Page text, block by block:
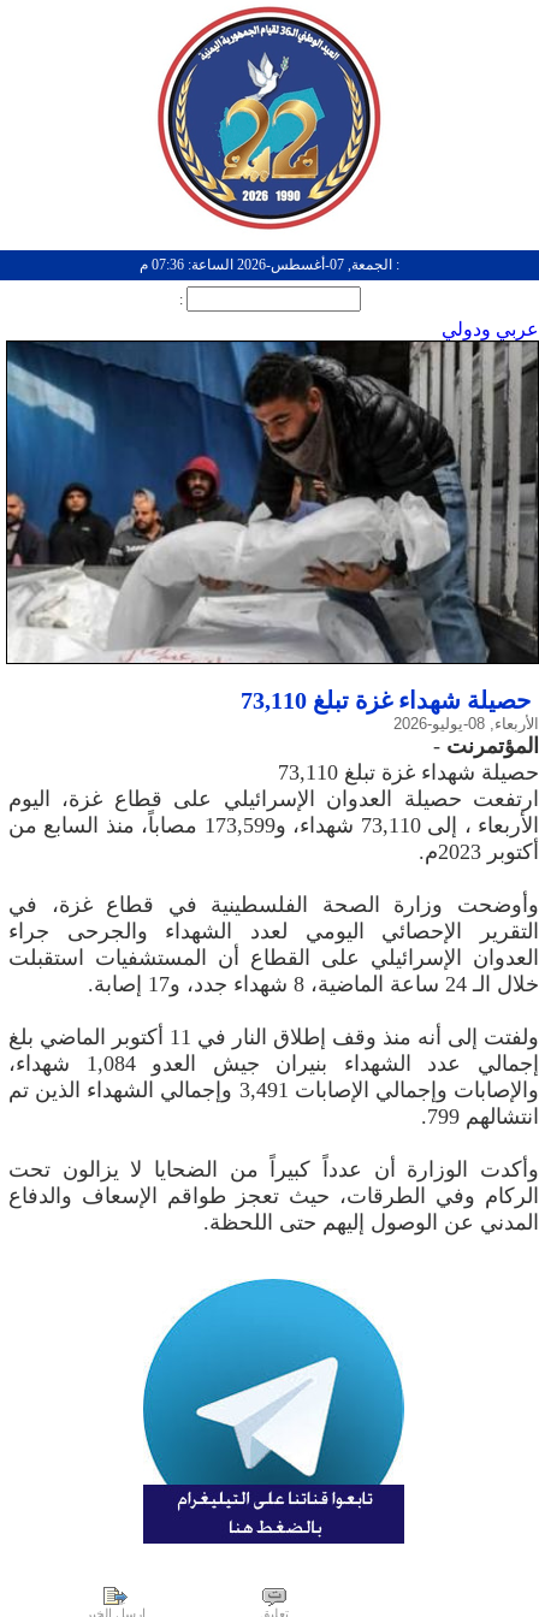
: الجمعة, 07-أغسطس-2026 الساعة: 07:36 م
:
عربي ودولي
حصيلة شهداء غزة تبلغ 73,110
الأربعاء, 08-يوليو-2026
المؤتمرنت -
حصيلة شهداء غزة تبلغ 73,110
ارتفعت حصيلة العدوان الإسرائيلي على قطاع غزة، اليوم
الأربعاء ، إلى 73,110 شهداء، و173,599 مصاباً، منذ السابع من
أكتوبر 2023م.
وأوضحت وزارة الصحة الفلسطينية في قطاع غزة، في
التقرير الإحصائي اليومي لعدد الشهداء والجرحى جراء
العدوان الإسرائيلي على القطاع أن المستشفيات استقبلت
خلال الـ 24 ساعة الماضية، 8 شهداء جدد، و17 إصابة.
ولفتت إلى أنه منذ وقف إطلاق النار في 11 أكتوبر الماضي بلغ
إجمالي عدد الشهداء بنيران جيش العدو 1,084 شهداء،
والإصابات وإجمالي الإصابات 3,491 وإجمالي الشهداء الذين تم
انتشالهم 799.
وأكدت الوزارة أن عدداً كبيراً من الضحايا لا يزالون تحت
الركام وفي الطرقات، حيث تعجز طواقم الإسعاف والدفاع
المدني عن الوصول إليهم حتى اللحظة.
تعليق إرسل الخبر